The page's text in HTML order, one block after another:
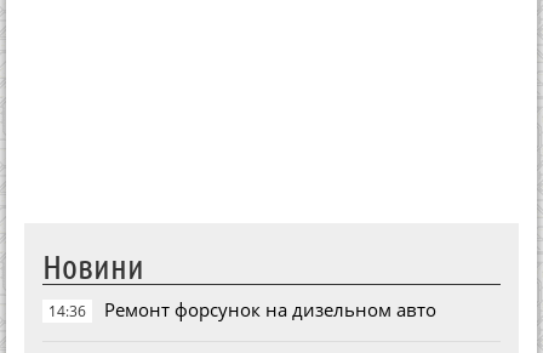
Новини
14:36 Ремонт форсунок на дизельном авто